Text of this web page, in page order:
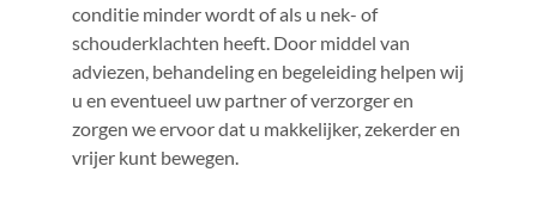
conditie minder wordt of als u nek- of
schouderklachten heeft. Door middel van
adviezen, behandeling en begeleiding helpen wij
u en eventueel uw partner of verzorger en
zorgen we ervoor dat u makkelijker, zekerder en
vrijer kunt bewegen.